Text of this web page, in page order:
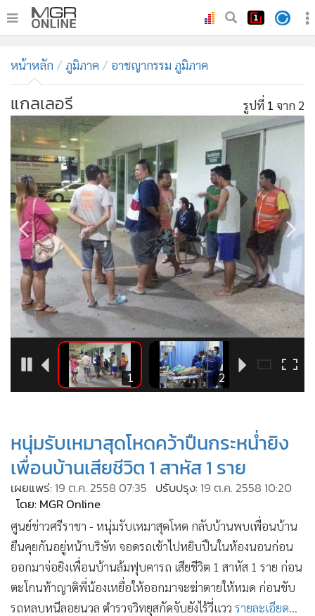
ทันเหตุการณ์
• ภาคใต้
• ภูมิภาค
• Online Section
• บันเทิง
• ผู้จัดการรายวัน
• คอลัมนิสต์
• ละคร
CbizReview
• Cyber BIZ
• ผู้จัดกวน
Good health & Well-being
• Green Innovation & SD
Management & HR
MGR Live
• ท่องเที่ยว
• กีฬา
• ต่างประเทศ
Special Scoop
• เศรษฐกิจ-ธุรกิจ
• จีน
ชุมชน-คุณภาพชีวิต
อาชญากรรม
หนุ่มรับเหมาสุดโหดคว้าปืนกระหน่ำยิง
เพื่อนบ้านเสียชีวิต 1 สาหัส 1 ราย
เผยแพร่: 19 ต.ค. 2558 07:35 ปรับปรุง: 19 ต.ค. 2558 10:20
โดย: MGR Online
ศูนย์ข่าวศรีราชา - หนุ่มรับเหมาสุดโหด กลับบ้านพบเพื่อนบ้าน
ยืนคุยกันอยู่หน้าบริษัท จอดรถเข้าไปหยิบปืนในห้องนอนก่อน
ออกมาจ่อยิงเพื่อนบ้านล้มฟุบคารถ เสียชีวิต 1 สาหัส 1 ราย ก่อน
ตะโกนท้าญาติพี่น้องเหยื่อให้ออกมาจะฆ่าตายให้หมด ก่อนขับ
รถหลบหนีลอยนวล ตำรวจวิทยุสกัดจับยังไร้วี่แวว รายละเอียด...
หน้าหลัก ภูมิภาค อาชญากรรม ภูมิภาค
แกลเลอรี รูปที่ 1 จาก 2
1 2